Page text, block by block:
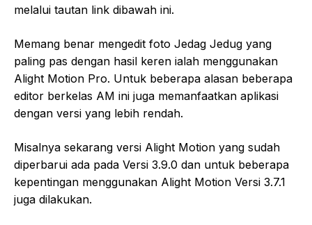
melalui tautan link dibawah ini.
Memang benar mengedit foto Jedag Jedug yang
paling pas dengan hasil keren ialah menggunakan
Alight Motion Pro. Untuk beberapa alasan beberapa
editor berkelas AM ini juga memanfaatkan aplikasi
dengan versi yang lebih rendah.
Misalnya sekarang versi Alight Motion yang sudah
diperbarui ada pada Versi 3.9.0 dan untuk beberapa
kepentingan menggunakan Alight Motion Versi 3.7.1
juga dilakukan.